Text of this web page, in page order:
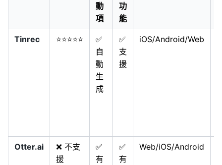
動
項
功
能
Tinrec ⭐⭐⭐⭐⭐
✅
自
動
生
成
✅
支
援
iOS/Android/Web
Otter.ai
❌ 不支
援
✅
有
✅
有
Web/iOS/Android